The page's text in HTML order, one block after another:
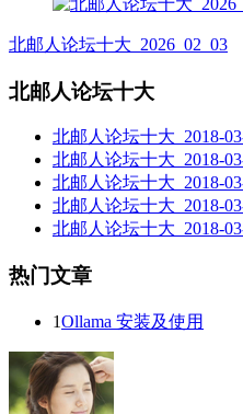
北邮人论坛十大_2026_02_03
北邮人论坛十大
北邮人论坛十大_2018-
北邮人论坛十大_2018-
北邮人论坛十大_2018-
北邮人论坛十大_2018-
北邮人论坛十大_2018-
热门文章
1Ollama 安装及使用